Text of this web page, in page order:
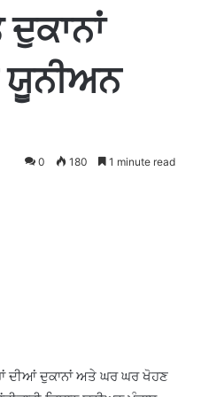
ਯੂਨੀਅਨ
0 180 1 minute read
ਦੀਆਂ ਦੁਕਾਨਾਂ ਅਤੇ ਘਰ ਘਰ ਖੋਹਣ